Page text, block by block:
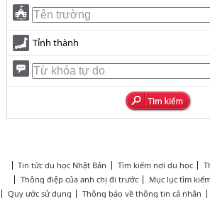
Tỉnh thành
Tin tức du học Nhật Bản Tìm kiếm nơi du học
Thông điệp của anh chị đi trước
Mục lục tìm
Quy ước sử dụng
Thông báo về thông tin cá nhân